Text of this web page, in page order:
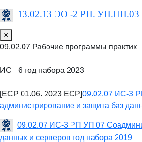
13.02.13 ЭО -2 РП. УП.ПП.03
×
09.02.07 Рабочие программы практик
ИС - 6 год набора 2023
[ECP 01.06. 2023 ECP]09.02.07 ИС-3
администрирование и защита баз
09.02.07 ИС-3 РП УП.07
данных и серверов год набора 2019